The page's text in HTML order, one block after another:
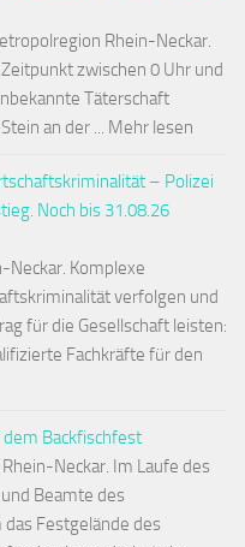
Rhein-Neckar.
zwischen 0 Uhr und
Täterschaft
an der ... Mehr lesen
– Polizei
Noch bis 31.08.26
Komplexe
verfolgen und
für die Gesellschaft leisten:
Fachkräfte für den
Backfischfest
Neckar. Im Laufe des
Beamte des
Festgelände des